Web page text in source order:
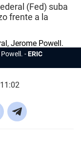
(Fed) suba
frente a la
ERIC